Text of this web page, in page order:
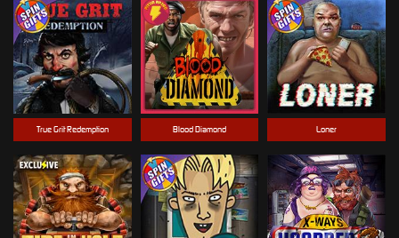
Blood Diamond Loner
True Grit Redemption